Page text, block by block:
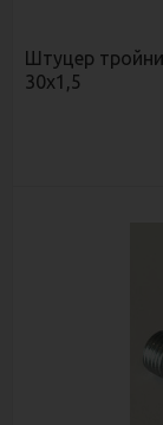
Штуцер
30х1,5